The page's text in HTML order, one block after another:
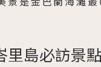
里島必訪景